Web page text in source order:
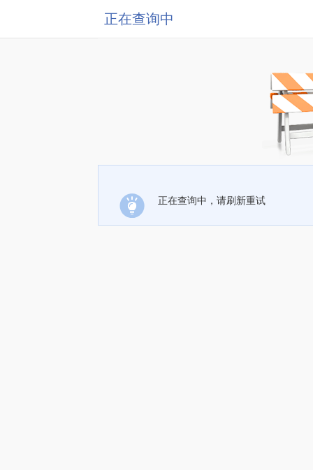
正在查询中
正在查询中，请刷新重试